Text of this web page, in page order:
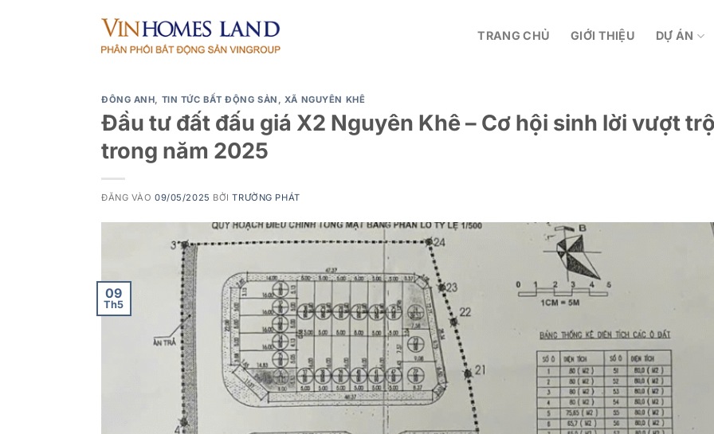
TRANG CHỦ GIỚI THIỆU DỰ ÁN
ĐÔNG ANH, TIN TỨC BẤT ĐỘNG SẢN , XÃ NGUYÊN KHÊ
Đầu tư đất đấu giá X2 Nguyên Khê – Cơ hội sinh lời vượt
trong năm 2025
ĐĂNG VÀO09/05/2025 BỞITRƯỜNG PHÁT
09
Th5